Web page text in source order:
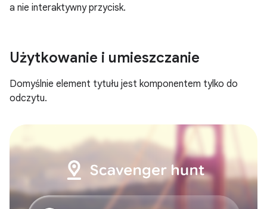
a nie interaktywny przycisk.
Użytkowanie i umieszczanie
Domyślnie element tytułu jest komponentem tylko do
odczytu.